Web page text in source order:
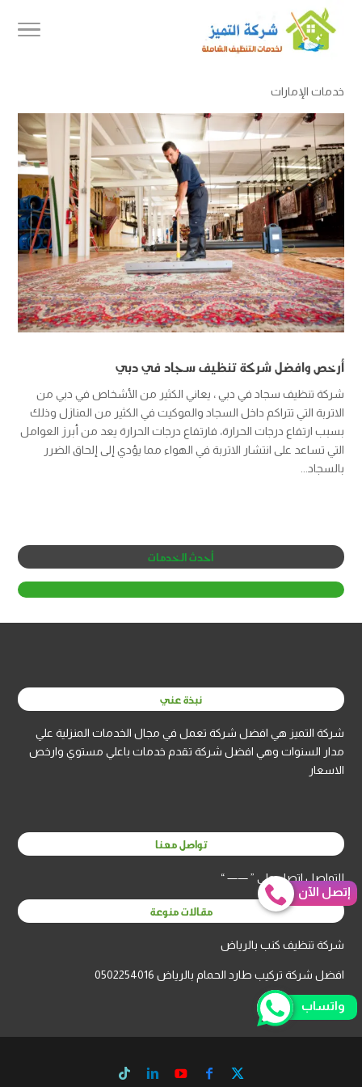
خدمات الإمارات
أرخص وافضل شركة تنظيف سجاد في دبي
شركة تنظيف سجاد في دبي ، يعاني الكثير من الأشخاص في دبي من
الاتربة التي تتراكم داخل السجاد والموكيت في الكثير من المنازل وذلك
بسبب ارتفاع درجات الحرارة، فارتفاع درجات الحرارة يعد من أبرز العوامل
التي تساعد على انتشار الاتربة في الهواء مما يؤدي إلى إلحاق الضرر
بالسجاد...
أحدث الخدمات
نبذة عني
شركة التميز هي افضل شركة تعمل في مجال الخدمات المنزلية علي
مدار السنوات وهي افضل شركة تقدم خدمات باعلي مستوي وارخص
الاسعار
تواصل معنا
للتواصل اتصل علي ” —— “
مقالات منوعة
شركة تنظيف كنب بالرياض
افضل شركة تركيب طارد الحمام بالرياض 0502254016
إتصل الآن
واتساب